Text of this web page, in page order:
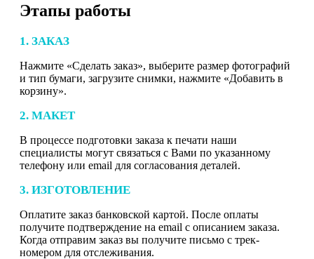
Этапы работы
1. ЗАКАЗ
Нажмите «Сделать заказ», выберите размер фотографий
и тип бумаги, загрузите снимки, нажмите «Добавить в
корзину».
2. МАКЕТ
В процессе подготовки заказа к печати наши
специалисты могут связаться с Вами по указанному
телефону или email для согласования деталей.
3. ИЗГОТОВЛЕНИЕ
Оплатите заказ банковской картой. После оплаты
получите подтверждение на email с описанием заказа.
Когда отправим заказ вы получите письмо с трек-
номером для отслеживания.